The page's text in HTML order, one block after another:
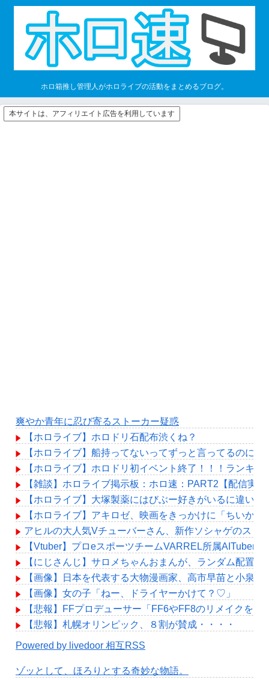
ホロ箱推し管理人がホロライブの活動をまとめるブログ。
本サイトは、アフィリエイト広告を利用しています
爽やか青年に忍び寄るストーカー疑惑
【ホロライブ】ホロドリ石配布渋くね？
【ホロライブ】船持ってないってずっと言ってるのに
【ホロライブ】ホロドリ初イベント終了！！！ランキ
【雑談】ホロライブ掲示板：ホロ速：PART2【配信実況
【ホロライブ】大塚製薬にはびぶー好きがいるに違いな
【ホロライブ】アキロゼ、映画をきっかけに「ちいか
アヒルの大人気Vチューバーさん、新作ソシャゲのスト
【Vtuber】プロeスポーツチームVARREL所属AITuber
【にじさんじ】サロメちゃんおまんが、ランダム配置
【画像】日本を代表する大物漫画家、高市早苗と小泉
【画像】女の子「ねー、ドライヤーかけて？♡」
【悲報】FFプロデューサー「FF6やFF8のリメイクを
【悲報】札幌オリンピック、８割が賛成・・・・
Powered by livedoor 相互RSS
ゾッとして、ほろりとする奇妙な物語。